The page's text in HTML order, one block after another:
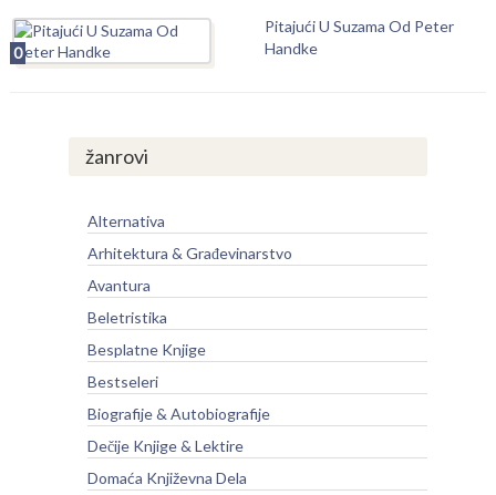
0
Pitajući U Suzama Od Peter
Handke
žanrovi
Alternativa
Arhitektura & Građevinarstvo
Avantura
Beletristika
Besplatne Knjige
Bestseleri
Biografije & Autobiografije
Dečije Knjige & Lektire
Domaća Književna Dela